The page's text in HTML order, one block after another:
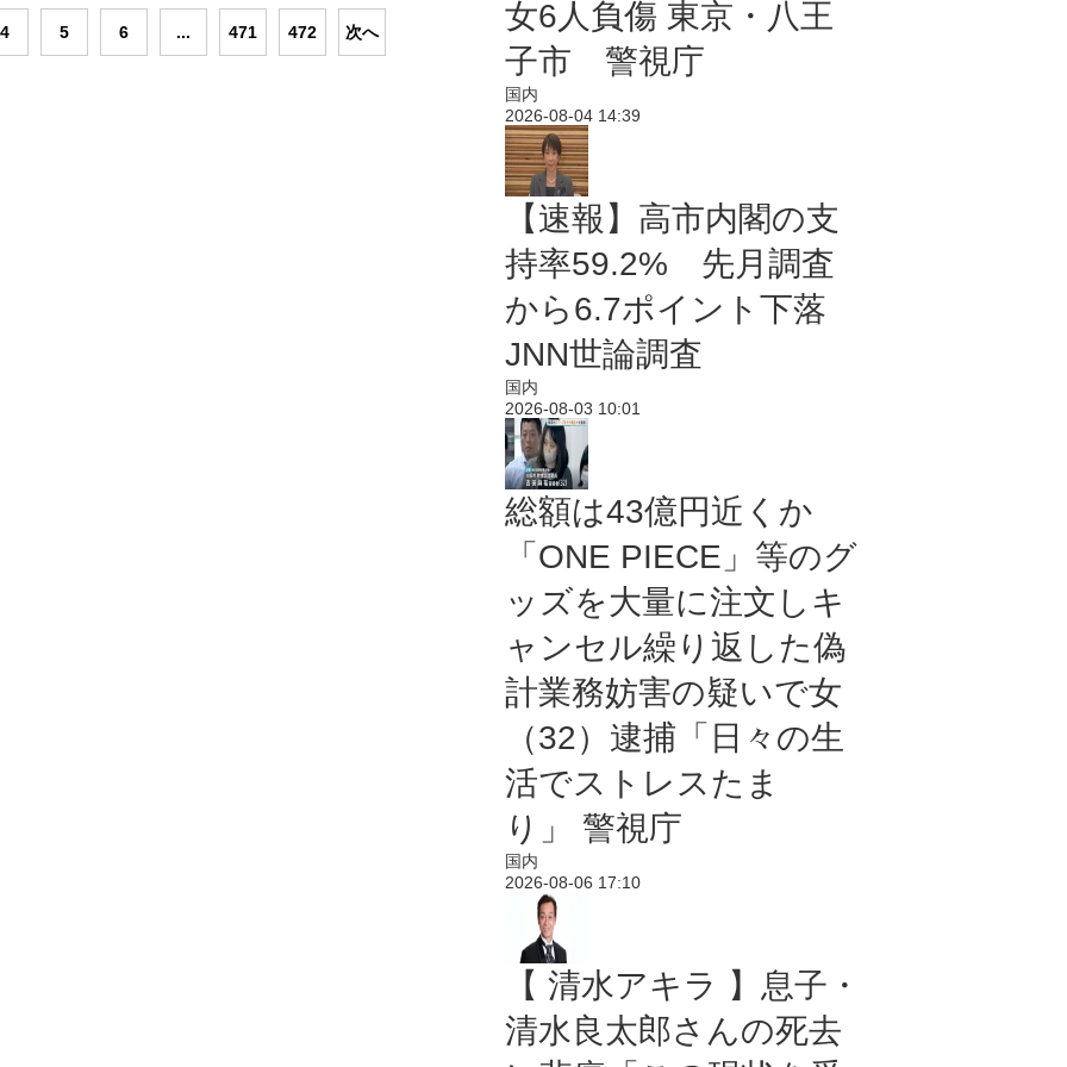
4 5 6 ... 471 472 次へ
女6人負傷 東京・八王
子市 警視庁
国内
2026-08-04 14:39
【速報】高市内閣の支
持率59.2% 先月調査
から6.7ポイント下落
JNN世論調査
国内
2026-08-03 10:01
総額は43億円近くか
「ONE PIECE」等のグ
ッズを大量に注文しキ
ャンセル繰り返した偽
計業務妨害の疑いで女
（32）逮捕「日々の生
活でストレスたま
り」 警視庁
国内
2026-08-06 17:10
【 清水アキラ 】息子・
清水良太郎さんの死去